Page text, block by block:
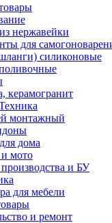
нержавейки
для
силиконовые
керамогранит
монтажный
дома
и мото
и БУ
для мебели
и ремонт